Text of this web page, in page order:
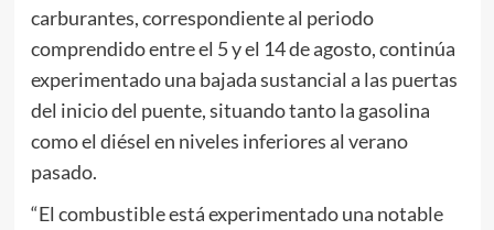
carburantes, correspondiente al periodo
comprendido entre el 5 y el 14 de agosto, continúa
experimentado una bajada sustancial a las puertas
del inicio del puente, situando tanto la gasolina
como el diésel en niveles inferiores al verano
pasado.
“El combustible está experimentado una notable